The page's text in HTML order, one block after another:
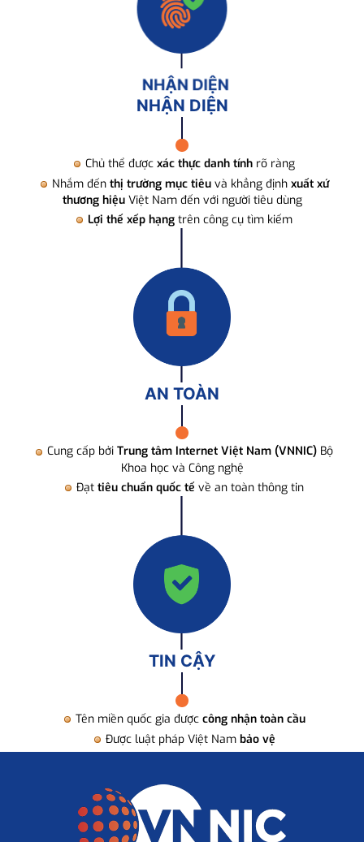
NHẬN DIỆN
Chủ thể được xác thực danh tính rõ ràng
Nhắm đến thị trường mục tiêuvà khẳng định xuất xứ
thương hiệuViệt Nam đến với người tiêu dùng
Lợi thế xếp hạng trên công cụ tìm kiếm
AN TOÀN
Cung cấp bởi Trung tâm Internet Việt Nam (VNNIC) Bộ
Khoa học và Công nghệ
Đạt tiêu chuẩn quốc tế về an toàn thông tin
TIN CẬY
Tên miền quốc gia được công nhận toàn cầu
Được luật pháp Việt Nam bảo vệ